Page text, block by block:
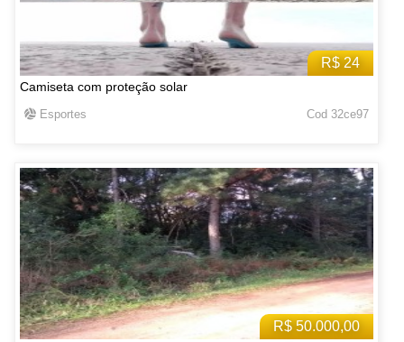
R$ 24
Camiseta com proteção solar
Esportes Cod 32ce97
R$ 50.000,00